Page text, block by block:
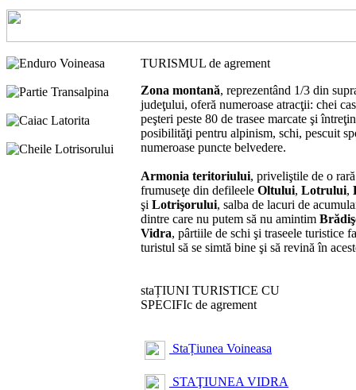
TURISMUL de agrement
Zona montană, reprezentând 1/3 din
judeţului, oferă numeroase atracţii: chei
peşteri peste 80 de trasee marcate şi
posibilităţi pentru alpinism, schi, pescuit
numeroase puncte belvedere.
Armonia teritoriului, priveliştile de o rară
frumuseţe din defileele Oltului, Lotrului,
şi Lotrişorului, salba de lacuri de
dintre care nu putem să nu amintim
Vidra, pârtiile de schi şi traseele turistice
turistul să se simtă bine şi să revină în
staȚIUNI TURISTICE CU
SPECIFIc de agrement
StaȚiunea Voineasa
STAŢIUNEA VIDRA